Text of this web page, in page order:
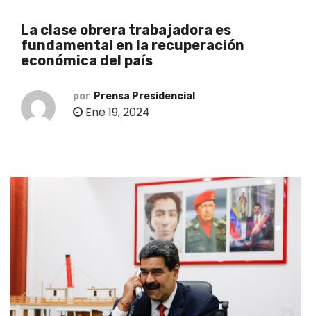
La clase obrera trabajadora es
fundamental en la recuperación
económica del país
por Prensa Presidencial
Ene 19, 2024